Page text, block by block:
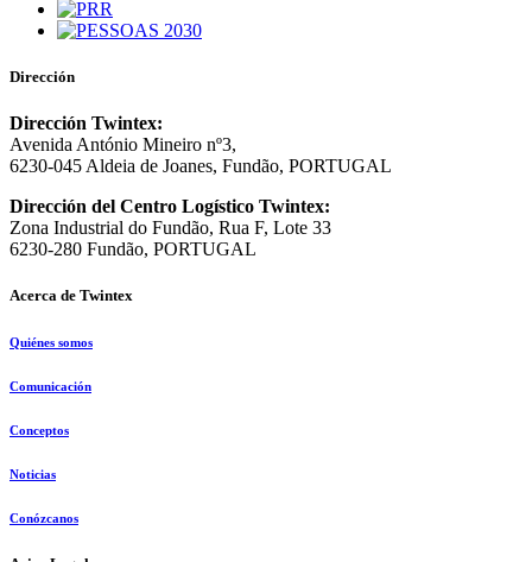
Dirección
Dirección Twintex:
Avenida António Mineiro nº3,
6230-045 Aldeia de Joanes, Fundão, PORTUGAL
Dirección del Centro Logístico Twintex:
Zona Industrial do Fundão, Rua F, Lote 33
6230-280 Fundão, PORTUGAL
Acerca de Twintex
Quiénes somos
Comunicación
Conceptos
Noticias
Conózcanos